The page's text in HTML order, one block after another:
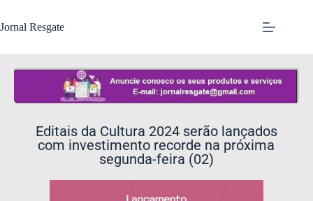
Jornal Resgate
Editais da Cultura 2024 serão lançados
com investimento recorde na próxima
segunda-feira (02)